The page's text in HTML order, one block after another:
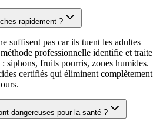
rapidement ?
suffisent pas car ils tuent les adultes
professionnelle identifie et traite
siphons, fruits pourris, zones humides.
certifiés qui éliminent complètement
dangereuses pour la santé ?